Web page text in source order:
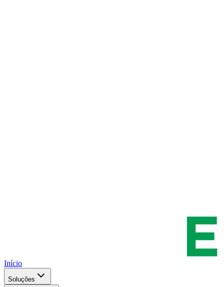
Início
Soluções